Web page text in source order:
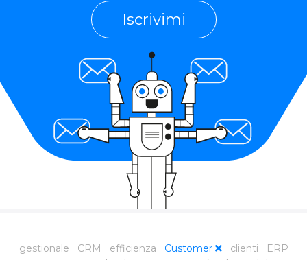
Iscrivimi
gestionale CRM efficienza Customer clienti
ERP